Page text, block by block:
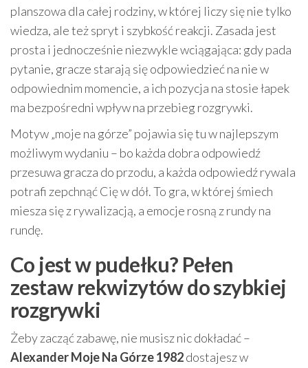
planszowa dla całej rodziny, w której liczy się nie tylko
wiedza, ale też spryt i szybkość reakcji. Zasada jest
prosta i jednocześnie niezwykle wciągająca: gdy pada
pytanie, gracze starają się odpowiedzieć na nie w
odpowiednim momencie, a ich pozycja na stosie łapek
ma bezpośredni wpływ na przebieg rozgrywki.
Motyw „moje na górze” pojawia się tu w najlepszym
możliwym wydaniu – bo każda dobra odpowiedź
przesuwa gracza do przodu, a każda odpowiedź rywala
potrafi zepchnąć Cię w dół. To gra, w której śmiech
miesza się z rywalizacją, a emocje rosną z rundy na
rundę.
Co jest w pudełku? Pełen
zestaw rekwizytów do szybkiej
rozgrywki
Żeby zacząć zabawę, nie musisz nic dokładać –
Alexander Moje Na Górze 1982dostajesz w